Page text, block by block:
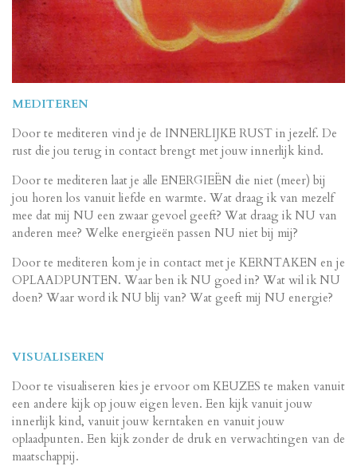
MEDITEREN
Door te mediteren vind je de INNERLIJKE RUST in jezelf. De
rust die jou terug in contact brengt met jouw innerlijk kind.
Door te mediteren laat je alle ENERGIEËN die niet (meer) bij
jou horen los vanuit liefde en warmte. Wat draag ik van mezelf
mee dat mij NU een zwaar gevoel geeft? Wat draag ik NU van
anderen mee? Welke energieën passen NU niet bij mij?
Door te mediteren kom je in contact met je KERNTAKEN en je
OPLAADPUNTEN. Waar ben ik NU goed in? Wat wil ik NU
doen? Waar word ik NU blij van? Wat geeft mij NU energie?
VISUALISEREN
Door te visualiseren kies je ervoor om KEUZES te maken vanuit
een andere kijk op jouw eigen leven. Een kijk vanuit jouw
innerlijk kind, vanuit jouw kerntaken en vanuit jouw
oplaadpunten. Een kijk zonder de druk en verwachtingen van de
maatschappij.